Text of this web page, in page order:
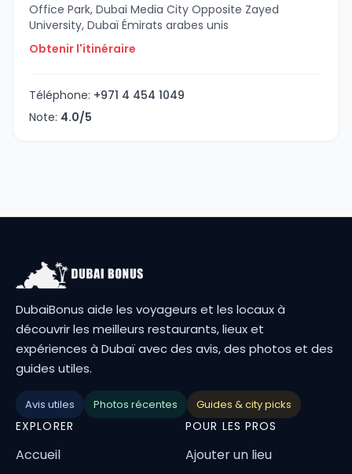
Office Park, Dubai Media City Opposite Zayed
University, Dubaï Émirats arabes unis
Obtenir l'itinéraire
Téléphone: +971 4 454 1049
Note: 4.0/5
DubaiBonus aide les voyageurs et les locaux à
découvrir les meilleurs restaurants, lieux et
expériences à Dubaï avec des avis, des photos et des
guides utiles.
Avis utiles Photos récentes Guides & city picks
EXPLORER
Accueil
POUR LES PROS
Ajouter un lieu